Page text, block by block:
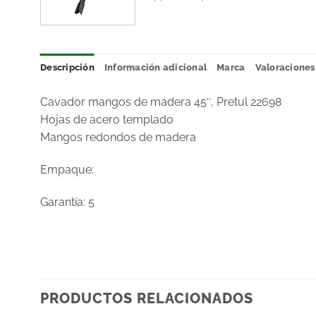
Descripción Información adicional Marca Valoraciones
Cavador mangos de madera 45″, Pretul 22698
Hojas de acero templado
Mangos redondos de madera
Empaque:
Garantía: 5
PRODUCTOS RELACIONADOS